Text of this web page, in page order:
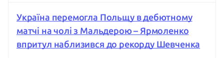
Україна перемогла Польщу в дебютному
матчі на чолі з Мальдерою – Ярмоленко
впритул наблизився до рекорду Шевченка